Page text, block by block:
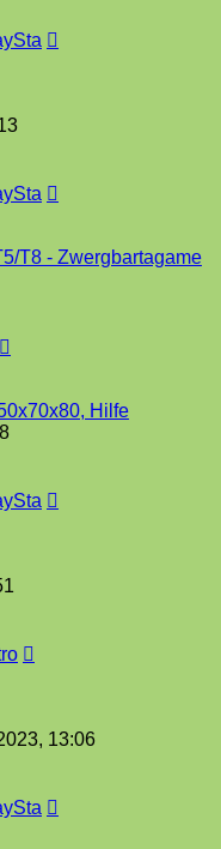
T8 - Zwergbartagame
Hilfe
13:06